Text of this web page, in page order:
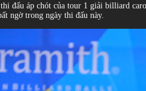
đấu áp chót của tour 1 giải billiard
ngờ trong ngày thi đấu này.